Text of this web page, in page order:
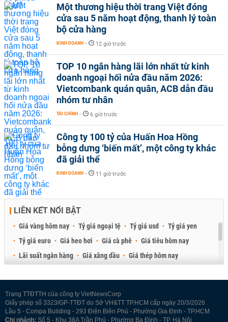
Một thương hiệu thời trang Việt đóng
cửa sau 5 năm hoạt động, thanh lý toàn
bộ cửa hàng
KINH DOANH - 12 giờ trước
TOP 10 ngân hàng lãi lớn nhất từ kinh
doanh ngoại hối nửa đầu năm 2026:
Vietcombank quán quân, ACB dẫn đầu
nhóm tư nhân
TÀI CHÍNH - 6 giờ trước
Công ty 100 tỷ của Huấn Hoa Hồng
bỗng dưng ‘biến mất’, một công ty khác
đã giải thể
KINH DOANH - 11 giờ trước
LIÊN KẾT NỔI BẬT
Giá vàng hôm nay Tỷ giá ngoại tệ Tỷ giá usd
Tỷ giá yen
Tỷ giá euro
Giá heo hơi Giá cà phê
Giá tiêu hôm nay
Lãi suất ngân hàng
Giá xăng dầu
Giá thép hôm nay
Trang TTĐTTH của công ty VietNewsCorp
Giấy phép số 3323/GP-TTĐT do Sở VH&TT TP.HCM cấp ngày 20/3/2026
Lầu 5 - Compa Building - 293 Điện Biên Phủ - Phường Gia Định - TP.HCM
Chi nhánh: Số 5 - Khu 38A Trần Phú - Phường Ba Đình - TP. Hà Nội